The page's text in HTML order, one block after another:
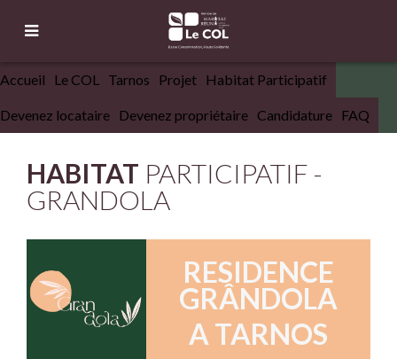
Accueil Le COL Tarnos Projet Habitat Participatif
Devenez locataire Devenez propriétaire Candidature FAQ
HABITAT PARTICIPATIF -
GRANDOLA
RESIDENCE
GRÂNDOLA
A TARNOS